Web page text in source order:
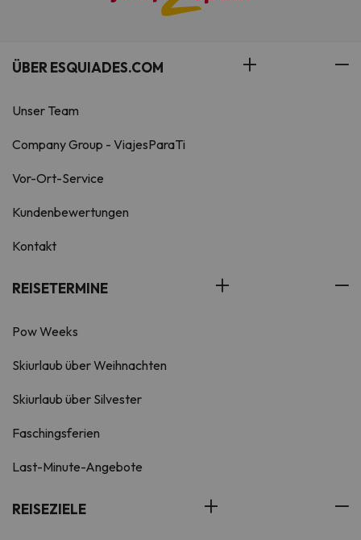
ÜBER ESQUIADES.COM
Unser Team
Company Group - ViajesParaTi
Vor-Ort-Service
Kundenbewertungen
Kontakt
REISETERMINE
Pow Weeks
Skiurlaub über Weihnachten
Skiurlaub über Silvester
Faschingsferien
Last-Minute-Angebote
REISEZIELE